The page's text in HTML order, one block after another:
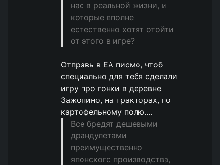
нас в реальной жизни, и
которые вполне
естественно хотят отойти
от этого в игре?
Отправь в ЕА писмо, чтоб
специально для тебя сделали
игру про гонки в деревне
3ажопино, на тракторах, по
картофельному полю....
Все бредят дешевыми
драндулетами
преимущественно
японского производства,